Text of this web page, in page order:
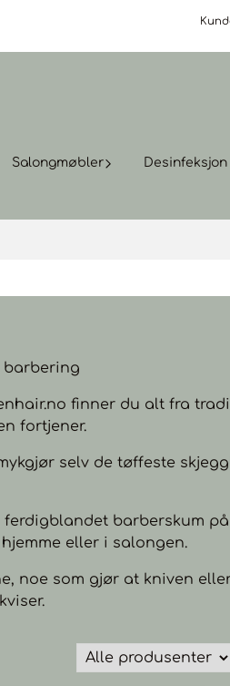
Salongmøbler
barbering
finner du alt fra
fortjener.
selv de tøffeste
barberskum
eller i salongen.
noe som gjør at kniven